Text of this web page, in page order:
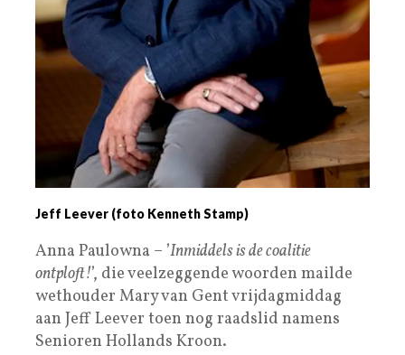
Jeff Leever (foto Kenneth Stamp)
Anna Paulowna – ’Inmiddels is de coalitie
ontploft!’, die veelzeggende woorden mailde
wethouder Mary van Gent vrijdagmiddag
aan Jeff Leever toen nog raadslid namens
Senioren Hollands Kroon.